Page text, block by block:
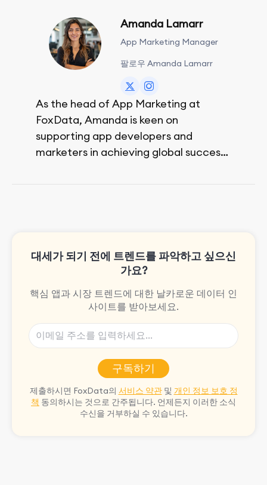
Amanda Lamarr
App Marketing Manager
팔로우 Amanda Lamarr
As the head of App Marketing at
FoxData, Amanda is keen on
supporting app developers and
marketers in achieving global success,
대세가 되기 전에 트렌드를 파악하고 싶으신
가요?
핵심 앱과 시장 트렌드에 대한 날카로운 데이터 인
사이트를 받아보세요.
구독하기
제출하시면 FoxData의 서비스 약관및 개인 정보 보호 정
책 동의하시는 것으로 간주됩니다. 언제든지 이러한 소식
수신을 거부하실 수 있습니다.